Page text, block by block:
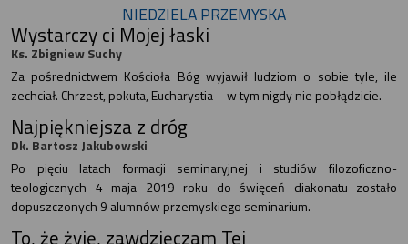
NIEDZIELA PRZEMYSKA
Wystarczy ci Mojej łaski
Ks. Zbigniew Suchy
Za pośrednictwem Kościoła Bóg wyjawił ludziom o sobie tyle, ile
zechciał. Chrzest, pokuta, Eucharystia – w tym nigdy nie pobłądzicie.
Najpiękniejsza z dróg
Dk. Bartosz Jakubowski
Po pięciu latach formacji seminaryjnej i studiów filozoficzno-
teologicznych 4 maja 2019 roku do święceń diakonatu zostało
dopuszczonych 9 alumnów przemyskiego seminarium.
To, że żyję, zawdzięczam Tej